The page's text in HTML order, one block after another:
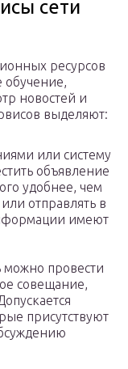
сети
ресурсов
обучение,
новостей и
выделяют:
или систему
объявление
удобнее, чем
отправлять в
имеют
провести
совещание,
присутствуют